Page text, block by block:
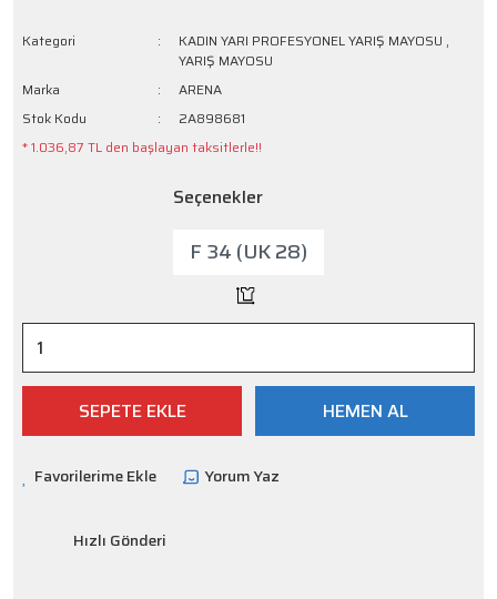
Kategori KADIN YARI PROFESYONEL YARIŞ MAYOSU ,
YARIŞ MAYOSU
Marka
ARENA
Stok Kodu
2A898681
* 1.036,87 TL den başlayan taksitlerle!!
Seçenekler
F 34 (UK 28)
SEPETE EKLE HEMEN AL
Yorum Yaz
Hızlı Gönderi